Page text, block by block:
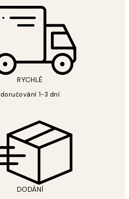
RYCHLÉ
doručování 1-3 dní
DODÁNÍ